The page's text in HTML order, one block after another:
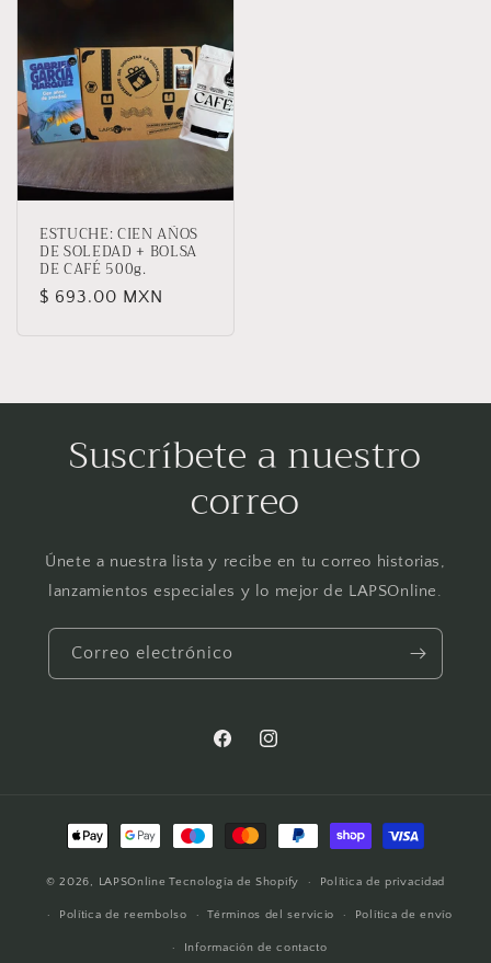
ESTUCHE: CIEN AÑOS
DE SOLEDAD + BOLSA
DE CAFÉ 500g.
Precio
$ 693.00 MXN
Suscríbete a nuestro
correo
Únete a nuestra lista y recibe en tu correo historias,
lanzamientos especiales y lo mejor de LAPSOnline.
Correo electrónico
FacebookInstagram
Formas
de
pago
© 2026, LAPSOnline Tecnología de Shopify Política de privacidad
Política de reembolso Términos del servicio Política de envío
Información de contacto